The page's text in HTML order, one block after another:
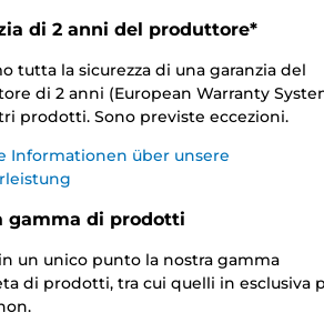
di 2 anni del produttore*
tutta la sicurezza di una garanzia del
di 2 anni (European Warranty
prodotti. Sono previste eccezioni.
Informationen über unsere
gamma di prodotti
un unico punto la nostra gamma
di prodotti, tra cui quelli in esclusiva